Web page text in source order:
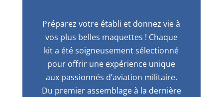
Préparez votre établi et donnez vie à
vos plus belles maquettes ! Chaque
kit a été soigneusement sélectionné
pour offrir une expérience unique
aux passionnés d’aviation militaire.
Du premier assemblage à la dernière